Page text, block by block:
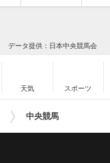
データ提供：日本中央競馬会
天気 スポーツ
中央競馬